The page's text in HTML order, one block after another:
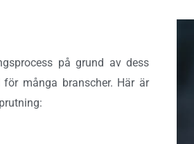
på grund av dess
många branscher. Här är